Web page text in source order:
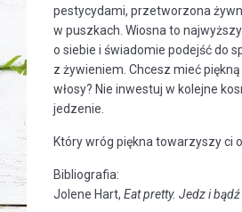
pestycydami, przetworzona
w puszkach. Wiosna to
o siebie i świadomie podejść do
z żywieniem. Chcesz mieć piękną
włosy? Nie inwestuj w kolejne
jedzenie.
Który wróg piękna towarzyszy ci
Bibliografia:
Jolene Hart, Eat pretty. Jedz i